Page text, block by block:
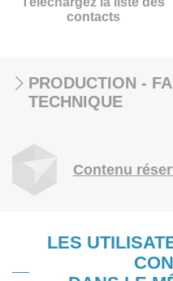
contacts
PRODUCTION -
TECHNIQUE
Contenu
LES